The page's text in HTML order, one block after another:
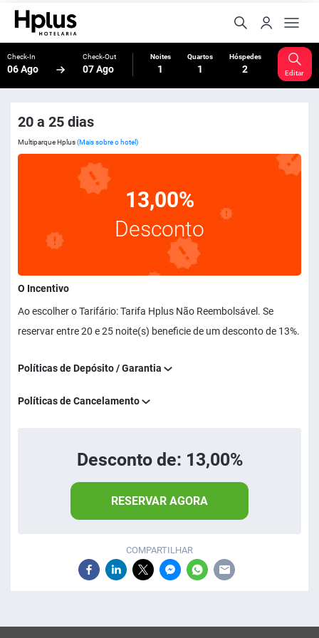
Check-In
06 Ago
Check-Out
07 Ago
Noites
1
Quartos
1
Hóspedes
2 Editar
20 a 25 dias
Multiparque Hplus(Mais sobre o hotel)
13,00%
Desconto
O Incentivo
Ao escolher o Tarifário: Tarifa Hplus Não Reembolsável. Se
reservar entre 20 e 25 noite(s) beneficie de um desconto de 13%.
Políticas de Depósito / Garantia
Políticas de Cancelamento
Desconto de: 13,00%
RESERVAR AGORA
COMPARTILHAR